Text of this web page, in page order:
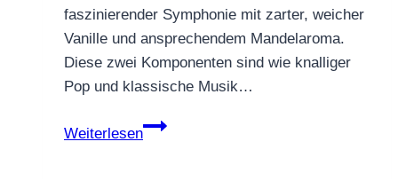
faszinierender Symphonie mit zarter, weicher
Vanille und ansprechendem Mandelaroma.
Diese zwei Komponenten sind wie knalliger
Pop und klassische Musik…
Weiterlesen
PU